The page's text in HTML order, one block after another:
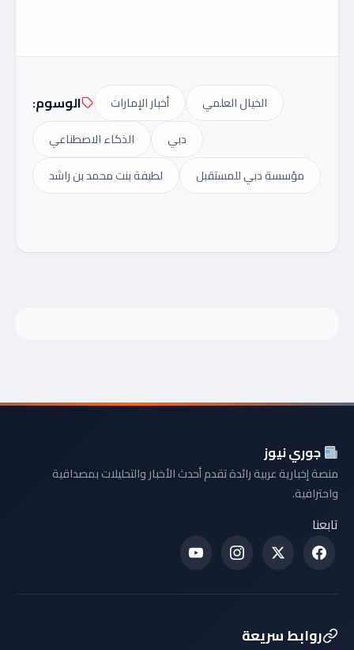
الوسوم: أخبار الإمارات
الخيال العلمي
الذكاء الاصطناعي
دبي
لطيفة بنت محمد بن راشد
مؤسسة دبي للمستقبل
جوري نيوز
منصة إخبارية عربية رائدة تقدم أحدث الأخبار والتحليلات بمصداقية
واحترافية.
تابعنا
روابط سريعة